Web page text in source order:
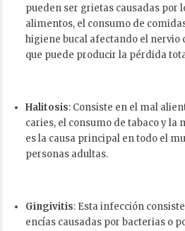
pueden ser grietas causadas por
alimentos, el consumo de
higiene bucal afectando el nervio
que puede producir la pérdida
Halitosis: Consiste en el mal
caries, el consumo de tabaco y la
es la causa principal en todo el
personas adultas.
Gingivitis: Esta infección
encías causadas por bacterias o